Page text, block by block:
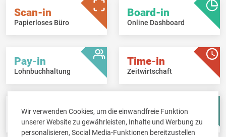
Wir verwenden Cookies, um die einwandfreie Funktion
unserer Website zu gewährleisten, Inhalte und Werbung zu
personalisieren, Social Media-Funktionen bereitzustellen
Scan-in
Papierloses Büro
Board-in
Online Dashboard
Pay-in
Lohnbuchhaltung
Time-in
Zeitwirtschaft
Fisc-in
Steuererklärungen
Account-in
Jahresabschlüsse